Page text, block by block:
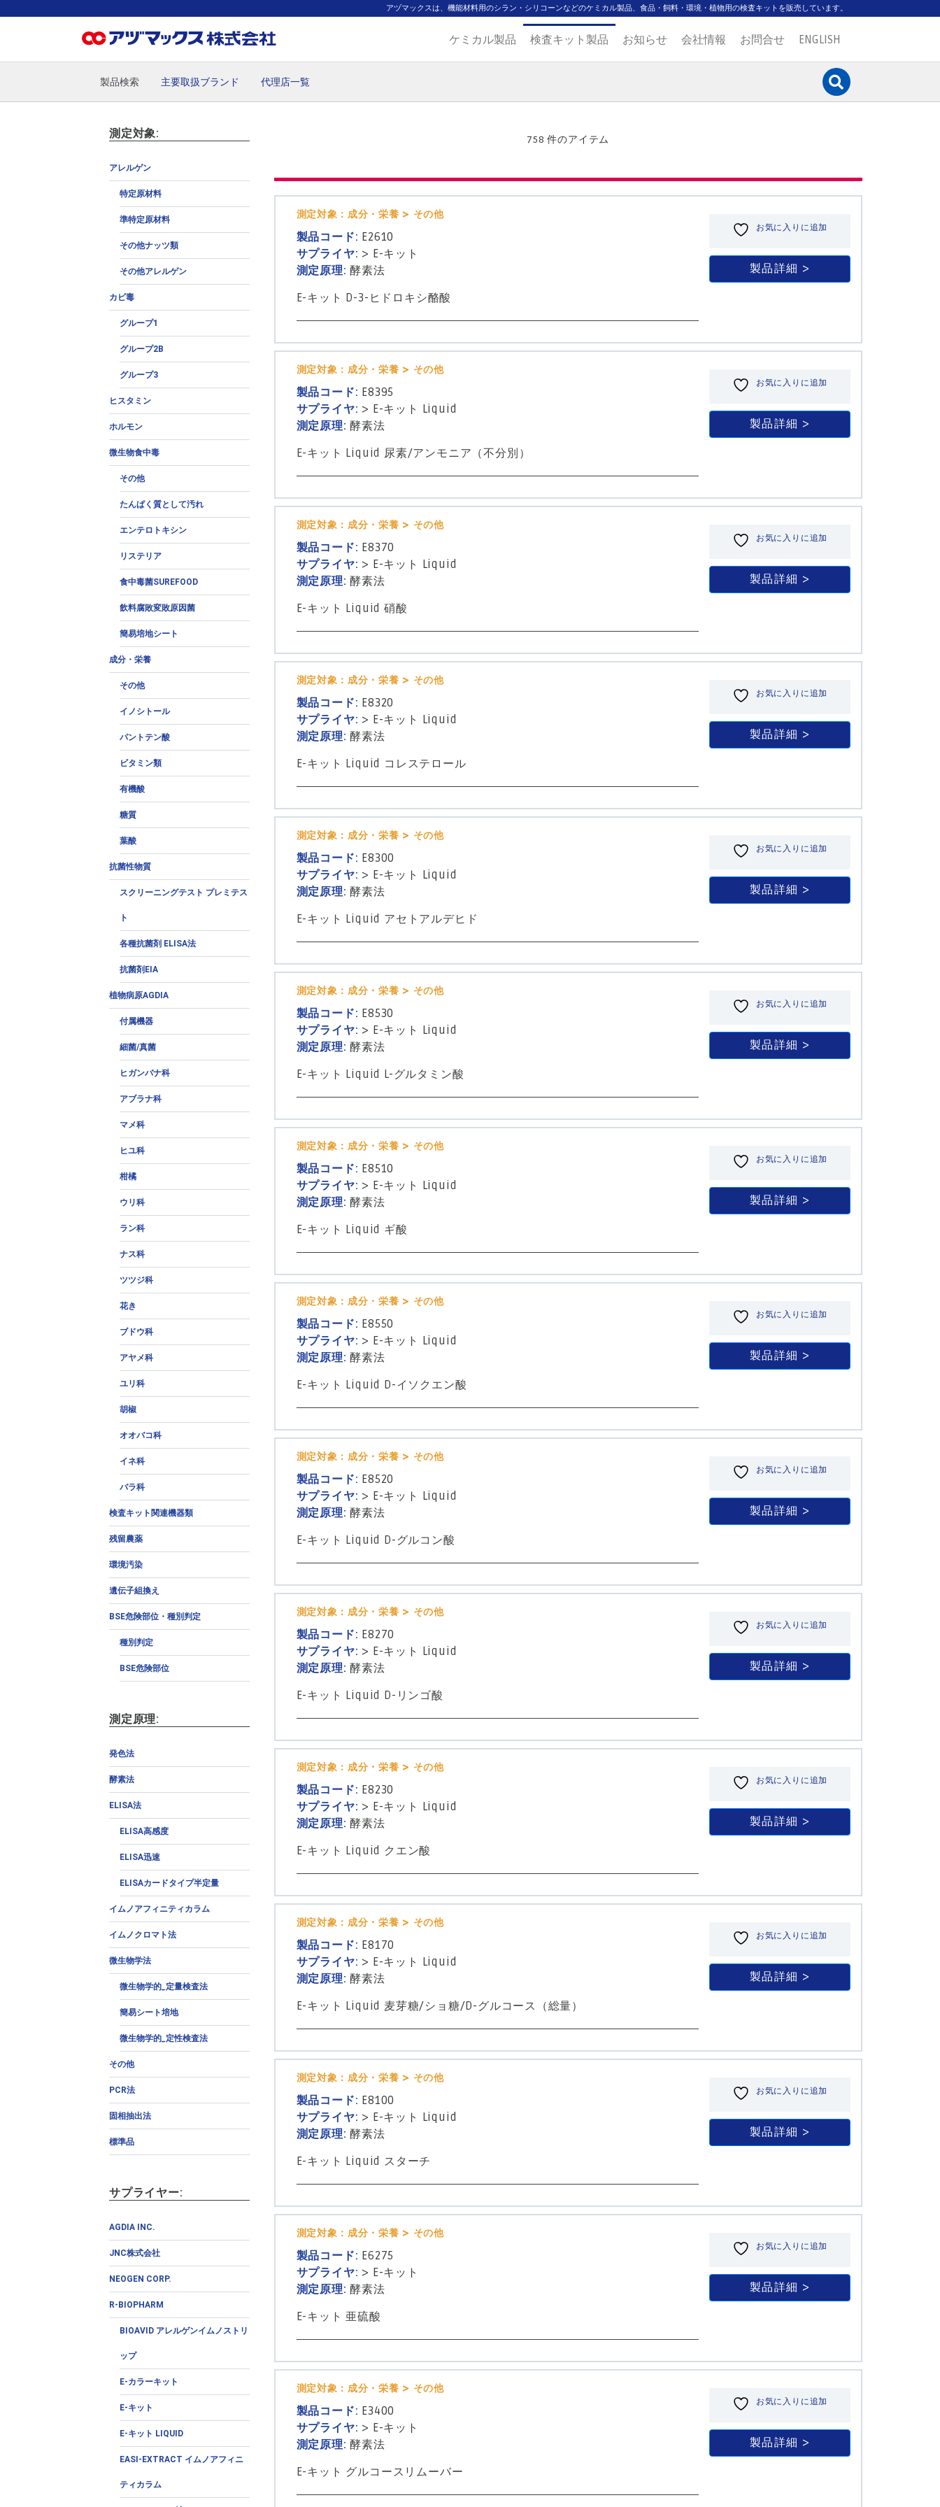
アヅマックスは、機能材料用のシラン・シリコーンなどのケミカル製品、食品・飼料・環境・植物用の検査キットを販売しています。
ケミカル製品 検査キット製品 お知らせ 会社情報 お問合せ ENGLISH
製品検索 主要取扱ブランド 代理店一覧
測定対象:
アレルゲン
特定原材料
準特定原材料
その他ナッツ類
その他アレルゲン
カビ毒
グループ1
グループ2B
グループ3
ヒスタミン
ホルモン
微生物食中毒
その他
たんぱく質として汚れ
エンテロトキシン
リステリア
食中毒菌SUREFOOD
飲料腐敗変敗原因菌
簡易培地シート
成分・栄養
その他
イノシトール
パントテン酸
ビタミン類
有機酸
糖質
葉酸
抗菌性物質
スクリーニングテスト プレミテス
ト
各種抗菌剤 ELISA法
抗菌剤EIA
植物病原AGDIA
付属機器
細菌/真菌
ヒガンバナ科
アブラナ科
マメ科
ヒユ科
柑橘
ウリ科
ラン科
ナス科
ツツジ科
花き
ブドウ科
アヤメ科
ユリ科
胡椒
オオバコ科
イネ科
バラ科
検査キット関連機器類
残留農薬
環境汚染
遺伝子組換え
BSE危険部位・種別判定
種別判定
BSE危険部位
測定原理:
発色法
酵素法
ELISA法
ELISA高感度
ELISA迅速
ELISAカードタイプ半定量
イムノアフィニティカラム
イムノクロマト法
微生物学法
微生物学的_定量検査法
簡易シート培地
微生物学的_定性検査法
その他
PCR法
固相抽出法
標準品
サプライヤー:
AGDIA INC.
JNC株式会社
NEOGEN CORP.
R-BIOPHARM
BIOAVID アレルゲンイムノストリ
ップ
E-カラーキット
E-キット
E-キット LIQUID
EASI-EXTRACT イムノアフィニ
ティカラム
758 件のアイテム
測定対象：成分・栄養 > その他
製品コード: E2610
サプライヤ: > E-キット
測定原理:酵素法
E-キット D-3-ヒドロキシ酪酸
お気に入りに追加
製品詳細
測定対象：成分・栄養 > その他
製品コード: E8395
サプライヤ: > E-キット Liquid
測定原理:酵素法
E-キット Liquid 尿素/アンモニア（不分別）
お気に入りに追加
製品詳細
測定対象：成分・栄養 > その他
製品コード: E8370
サプライヤ: > E-キット Liquid
測定原理:酵素法
E-キット Liquid 硝酸
お気に入りに追加
製品詳細
測定対象：成分・栄養 > その他
製品コード: E8320
サプライヤ: > E-キット Liquid
測定原理:酵素法
E-キット Liquid コレステロール
お気に入りに追加
製品詳細
測定対象：成分・栄養 > その他
製品コード: E8300
サプライヤ: > E-キット Liquid
測定原理:酵素法
E-キット Liquid アセトアルデヒド
お気に入りに追加
製品詳細
測定対象：成分・栄養 > その他
製品コード: E8530
サプライヤ: > E-キット Liquid
測定原理:酵素法
E-キット Liquid L-グルタミン酸
お気に入りに追加
製品詳細
測定対象：成分・栄養 > その他
製品コード: E8510
サプライヤ: > E-キット Liquid
測定原理:酵素法
E-キット Liquid ギ酸
お気に入りに追加
製品詳細
測定対象：成分・栄養 > その他
製品コード: E8550
サプライヤ: > E-キット Liquid
測定原理:酵素法
E-キット Liquid D-イソクエン酸
お気に入りに追加
製品詳細
測定対象：成分・栄養 > その他
製品コード: E8520
サプライヤ: > E-キット Liquid
測定原理:酵素法
E-キット Liquid D-グルコン酸
お気に入りに追加
製品詳細
測定対象：成分・栄養 > その他
製品コード: E8270
サプライヤ: > E-キット Liquid
測定原理:酵素法
E-キット Liquid D-リンゴ酸
お気に入りに追加
製品詳細
測定対象：成分・栄養 > その他
製品コード: E8230
サプライヤ: > E-キット Liquid
測定原理:酵素法
E-キット Liquid クエン酸
お気に入りに追加
製品詳細
測定対象：成分・栄養 > その他
製品コード: E8170
サプライヤ: > E-キット Liquid
測定原理:酵素法
E-キット Liquid 麦芽糖/ショ糖/D-グルコース（総量）
お気に入りに追加
製品詳細
測定対象：成分・栄養 > その他
製品コード: E8100
サプライヤ: > E-キット Liquid
測定原理:酵素法
E-キット Liquid スターチ
お気に入りに追加
製品詳細
測定対象：成分・栄養 > その他
製品コード: E6275
サプライヤ: > E-キット
測定原理:酵素法
E-キット 亜硫酸
お気に入りに追加
製品詳細
測定対象：成分・栄養 > その他
製品コード: E3400
サプライヤ: > E-キット
測定原理:酵素法
E-キット グルコースリムーバー
お気に入りに追加
製品詳細